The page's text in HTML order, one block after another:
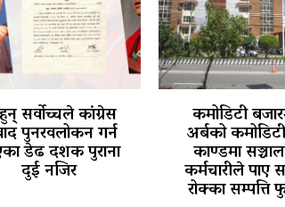
सर्वोच्चले कांग्रेस
पुनरवलोकन गर्न
डेढ दशक पुराना
दुई नजिर
कमोडिटी
अर्बको
काण्डमा
कर्मचारीले पाए
रोक्का सम्पत्ति